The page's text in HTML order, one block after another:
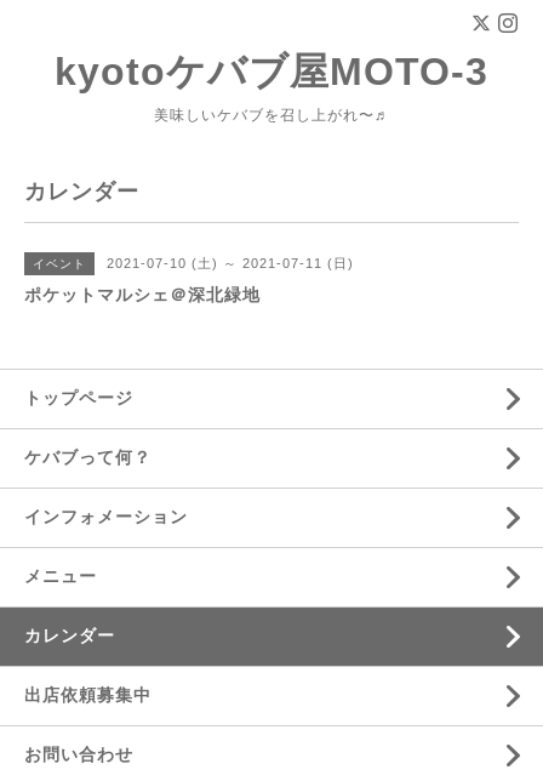
kyotoケバブ屋MOTO-3
美味しいケバブを召し上がれ〜♬
カレンダー
イベント 2021-07-10 (土) ～ 2021-07-11 (日)
ポケットマルシェ＠深北緑地
トップページ
ケバブって何？
インフォメーション
メニュー
カレンダー
出店依頼募集中
お問い合わせ